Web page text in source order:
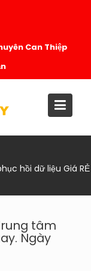
Can Thiệp
hồi dữ liệu Giá RẺ
tâm
Ngày